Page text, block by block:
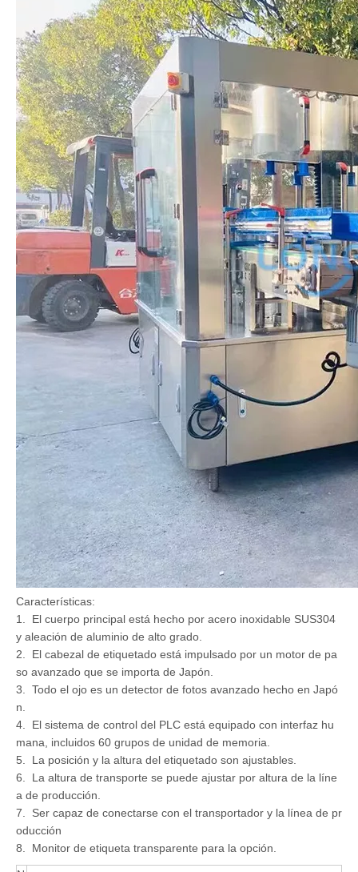
Características:
1. El cuerpo principal está hecho por acero inoxidable SUS304
y aleación de aluminio de alto grado.
2. El cabezal de etiquetado está impulsado por un motor de pa
so avanzado que se importa de Japón.
3. Todo el ojo es un detector de fotos avanzado hecho en Japó
n.
4. El sistema de control del PLC está equipado con interfaz hu
mana, incluidos 60 grupos de unidad de memoria.
5. La posición y la altura del etiquetado son ajustables.
6. La altura de transporte se puede ajustar por altura de la líne
a de producción.
7. Ser capaz de conectarse con el transportador y la línea de pr
oducción
8. Monitor de etiqueta transparente para la opción.